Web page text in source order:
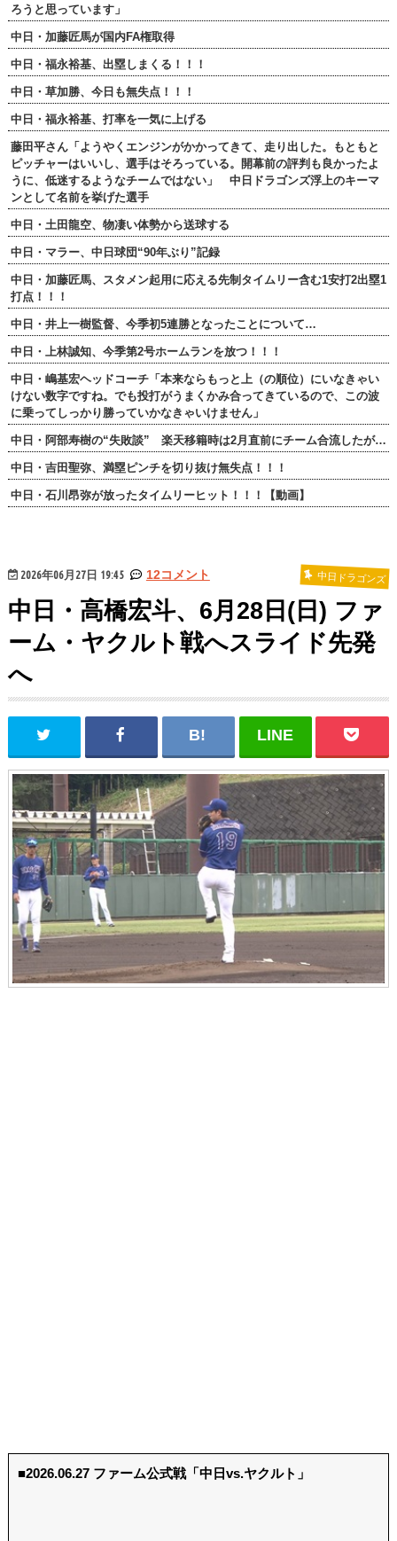
ろうと思っています」
中日・加藤匠馬が国内FA権取得
中日・福永裕基、出塁しまくる！！！
中日・草加勝、今日も無失点！！！
中日・福永裕基、打率を一気に上げる
藤田平さん「ようやくエンジンがかかってきて、走り出した。もともと
ピッチャーはいいし、選手はそろっている。開幕前の評判も良かったよ
うに、低迷するようなチームではない」 中日ドラゴンズ浮上のキーマ
ンとして名前を挙げた選手
中日・土田龍空、物凄い体勢から送球する
中日・マラー、中日球団“90年ぶり”記録
中日・加藤匠馬、スタメン起用に応える先制タイムリー含む1安打2出塁1
打点！！！
中日・井上一樹監督、今季初5連勝となったことについて…
中日・上林誠知、今季第2号ホームランを放つ！！！
中日・嶋基宏ヘッドコーチ「本来ならもっと上（の順位）にいなきゃい
けない数字ですね。でも投打がうまくかみ合ってきているので、この波
に乗ってしっかり勝っていかなきゃいけません」
中日・阿部寿樹の“失敗談” 楽天移籍時は2月直前にチーム合流したが…
中日・吉田聖弥、満塁ピンチを切り抜け無失点！！！
中日・石川昂弥が放ったタイムリーヒット！！！【動画】
2026年06月27日 19:45 12コメント 中日ドラゴンズ
中日・高橋宏斗、6月28日(日) ファ
ーム・ヤクルト戦へスライド先発
へ
■2026.06.27 ファーム公式戦「中日vs.ヤクルト」